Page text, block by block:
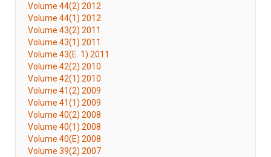
Volume 44(2) 2012
Volume 44(1) 2012
Volume 43(2) 2011
Volume 43(1) 2011
Volume 43(E. 1) 2011
Volume 42(2) 2010
Volume 42(1) 2010
Volume 41(2) 2009
Volume 41(1) 2009
Volume 40(2) 2008
Volume 40(1) 2008
Volume 40(E) 2008
Volume 39(2) 2007